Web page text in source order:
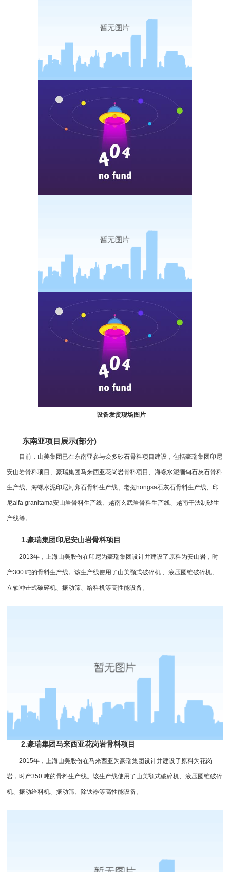
设备发货现场图片
东南亚项目展示(部分)
目前，山美集团已在东南亚参与众多砂石骨料项目建设，包括豪瑞集团印尼
安山岩骨料项目、豪瑞集团马来西亚花岗岩骨料项目、海螺水泥缅甸石灰石骨料
生产线、海螺水泥印尼河卵石骨料生产线、老挝hongsa石灰石骨料生产线、印
尼alfa granitama安山岩骨料生产线、越南玄武岩骨料生产线、越南干法制砂生
产线等。
1.豪瑞集团印尼安山岩骨料项目
2013年，上海山美股份在印尼为豪瑞集团设计并建设了原料为安山岩，时
产300 吨的骨料生产线。该生产线使用了山美颚式破碎机 、液压圆锥破碎机
立轴冲击式破碎机 、振动筛、给料机等高性能设备。
2.豪瑞集团马来西亚花岗岩骨料项目
2015年，上海山美股份在马来西亚为豪瑞集团设计并建设了原料为花岗
岩，时产350 吨的骨料生产线。该生产线使用了山美颚式破碎机、液压圆锥破碎
机、振动给料机、振动筛、 除铁器等高性能设备。